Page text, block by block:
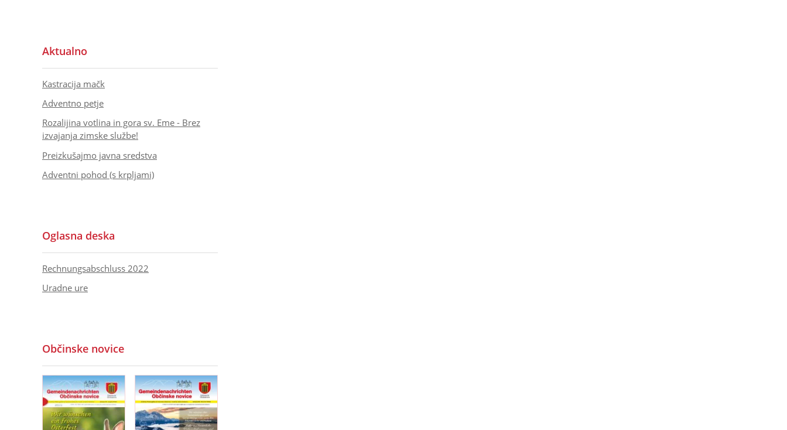
Aktualno
Kastracija mačk
Adventno petje
Rozalijina votlina in gora sv. Eme - Brez
izvajanja zimske službe!
Preizkušajmo javna sredstva
Adventni pohod (s krpljami)
Oglasna deska
Rechnungsabschluss 2022
Uradne ure
Občinske novice